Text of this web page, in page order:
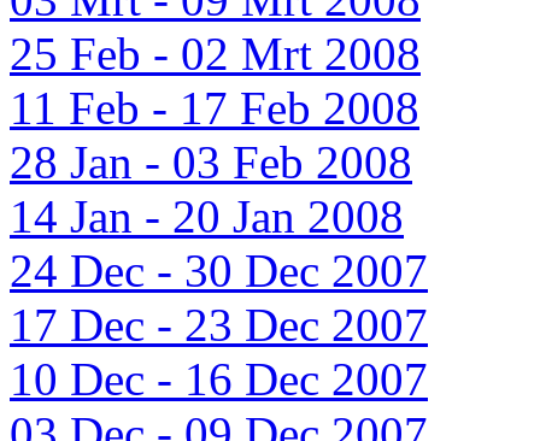
25 Feb - 02 Mrt 2008
11 Feb - 17 Feb 2008
28 Jan - 03 Feb 2008
14 Jan - 20 Jan 2008
24 Dec - 30 Dec 2007
17 Dec - 23 Dec 2007
10 Dec - 16 Dec 2007